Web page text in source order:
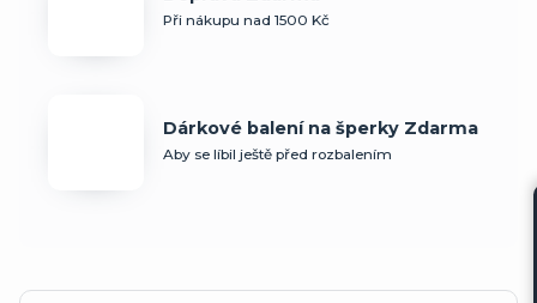
Při nákupu nad 1500 Kč
Dárkové balení na šperky Zdarma
Aby se líbil ještě před rozbalením